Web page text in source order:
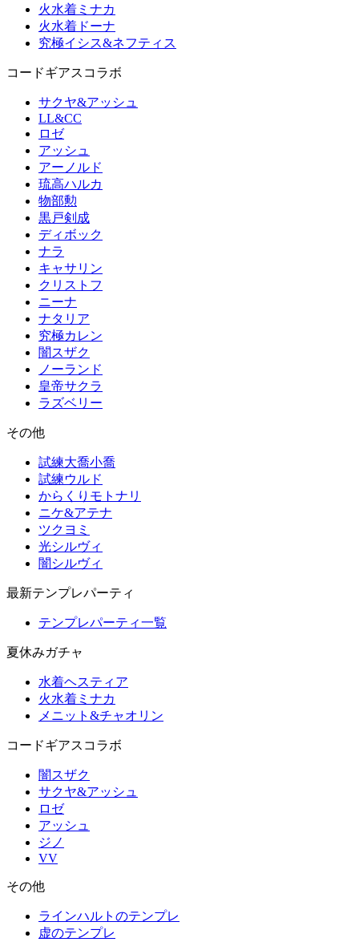
火水着ミナカ
火水着ドーナ
究極イシス&ネフティス
コードギアスコラボ
サクヤ&アッシュ
LL&CC
ロゼ
アッシュ
アーノルド
琉高ハルカ
物部勲
黒戸剣成
ディボック
ナラ
キャサリン
クリストフ
ニーナ
ナタリア
究極カレン
闇スザク
ノーランド
皇帝サクラ
ラズベリー
その他
試練大喬小喬
試練ウルド
からくりモトナリ
ニケ&アテナ
ツクヨミ
光シルヴィ
闇シルヴィ
最新テンプレパーティ
テンプレパーティ一覧
夏休みガチャ
水着ヘスティア
火水着ミナカ
メニット&チャオリン
コードギアスコラボ
闇スザク
サクヤ&アッシュ
ロゼ
アッシュ
ジノ
VV
その他
ラインハルトのテンプレ
虚のテンプレ